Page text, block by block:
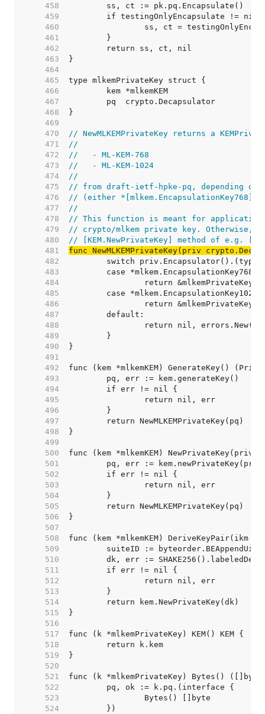
   458
   459
   460
   461
   462
   463
   464
   465
   466
   467
   468
   469
   470
// NewMLKEMPrivateKey returns a
   471
//
   472
//   - ML-KEM-768
   473
//   - ML-KEM-1024
   474
//
   475
// from draft-ietf-hpke-pq, depending on
   476
// (either *[mlkem.EncapsulationKey768]
   477
//
   478
// This function is meant for
   479
// crypto/mlkem private key. Otherwise,
   480
// [KEM.NewPrivateKey] method of e.g.
   481
func NewMLKEMPrivateKey(priv
   482
   483
   484
   485
   486
   487
   488
   489
   490
   491
   492
   493
   494
   495
   496
   497
   498
   499
   500
   501
   502
   503
   504
   505
   506
   507
   508
   509
   510
   511
   512
   513
   514
   515
   516
   517
   518
   519
   520
   521
   522
   523
   524